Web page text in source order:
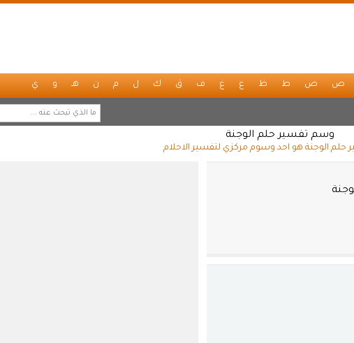
ص ض ط ظ ع غ ف ق ك ل م ن هـ و ي
وسم تفسير حلم الوجنة
الوجنة هو احد وسوم مركزي لتفسير الاحلام